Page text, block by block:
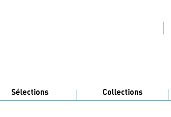
Sélections Collections